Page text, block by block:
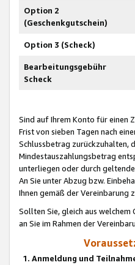
Option 2
(Geschenkgutschein)
Option 3 (Scheck)
Bearbeitungsgebühr
Scheck
Sind auf Ihrem Konto für einen
Frist von sieben Tagen nach
Schlussbetrag zurückzuhalten,
Mindestauszahlungsbetrag
unterliegen oder durch
An Sie unter Abzug bzw.
Ihnen gemäß der Vereinbarung
Sollten Sie, gleich aus welchem
an Sie im Rahmen der
1. Anmeldung und